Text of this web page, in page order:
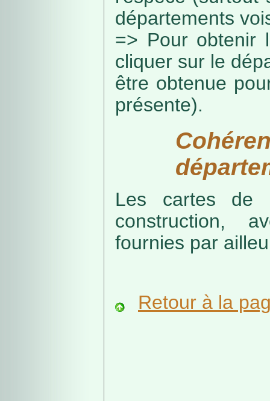
départements
=> Pour obtenir
cliquer sur le
être obtenue
présente).
Les cartes de
construction,
fournies par
Retour à la